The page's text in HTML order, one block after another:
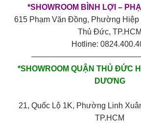
*SHOWROOM BÌNH LỢI –
615 Phạm Văn Đồng, Phường Hiệp
Thủ Đức, TP.HCM
Hotline:
*SHOWROOM QUẬN THỦ ĐỨC
DƯƠNG
21, Quốc Lộ 1K, Phường Linh
TP.HCM